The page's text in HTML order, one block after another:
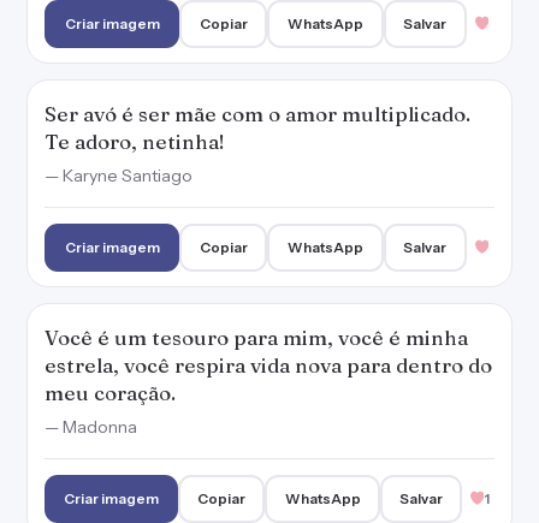
Criar imagem Copiar WhatsApp Salvar
Ser avó é ser mãe com o amor multiplicado.
Te adoro, netinha!
— Karyne Santiago
Criar imagem Copiar WhatsApp Salvar
Você é um tesouro para mim, você é minha
estrela, você respira vida nova para dentro do
meu coração.
— Madonna
Criar imagem Copiar WhatsApp Salvar 1